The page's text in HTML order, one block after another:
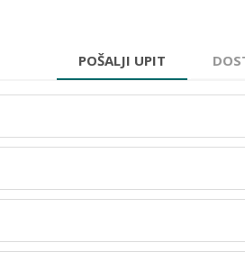
POŠALJI UPIT